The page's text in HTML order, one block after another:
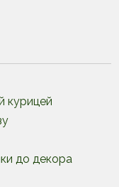
курицей
до декора